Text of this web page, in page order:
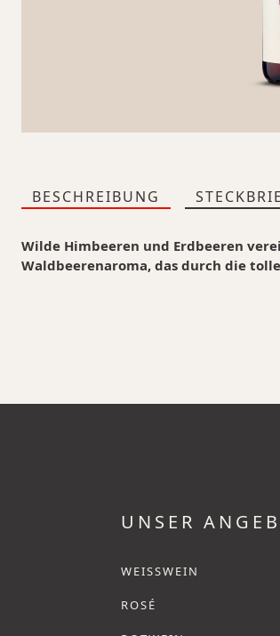
BESCHREIBUNG
Wilde Himbeeren und Erdbeeren
Waldbeerenaroma, das durch die
UNSER
WEISSWEIN
ROSÉ